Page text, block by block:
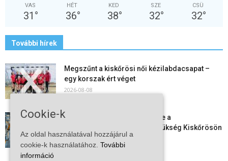
VAS
31 °
HÉT
36°
KED
38°
SZE
32°
CSÜ
32°
További hírek
Megszűnt a kiskőrösi női kézilabdacsapat –
egy korszak ért véget
2026-08-08
Aktuális állásajánlatok: ezekre a
munkavállalókra van most szükség Kiskőrösön
és a...
2026-08-07
Cookie-k
Az oldal használatával hozzájárul a
cookie-k használatához. További
információ